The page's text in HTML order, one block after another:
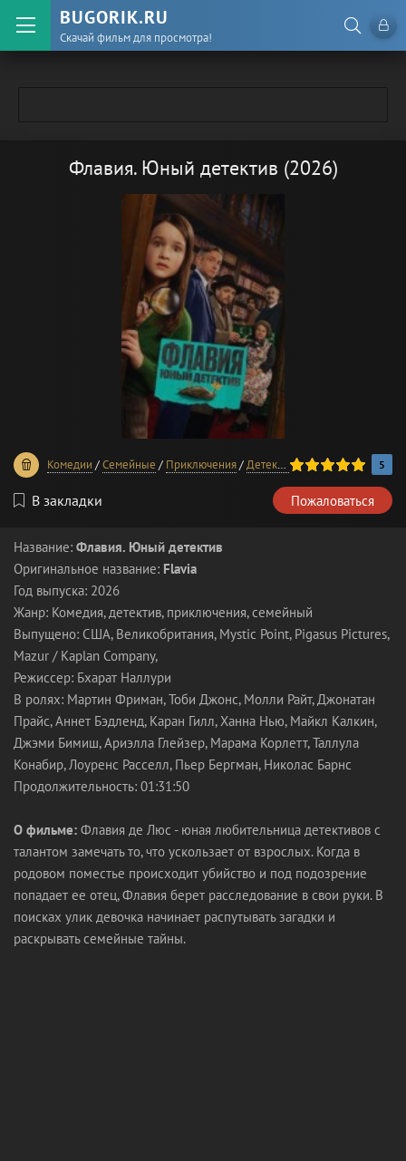
BUGORIK.RU
Скачай фильм для просмотра!
Флавия. Юный детектив (2026)
Комедии /Семейные / Приключения/Детективы /Фильмы 2026
100 1 2 3 4 5 5
В закладки Пожаловаться
Название: Флавия. Юный детектив
Оригинальное название: Flavia
Год выпуска: 2026
Жанр: Комедия, детектив, приключения, семейный
Выпущено: США, Великобритания, Mystic Point, Pigasus Pictures,
Mazur / Kaplan Company,
Режиссер: Бхарат Наллури
В ролях: Мартин Фриман, Тоби Джонс, Молли Райт, Джонатан
Прайс, Аннет Бэдленд, Каран Гилл, Ханна Нью, Майкл Калкин,
Джэми Бимиш, Ариэлла Глейзер, Марама Корлетт, Таллула
Конабир, Лоуренс Расселл, Пьер Бергман, Николас Барнс
Продолжительность: 01:31:50
О фильме: Флавия де Люс - юная любительница детективов с
талантом замечать то, что ускользает от взрослых. Когда в
родовом поместье происходит убийство и под подозрение
попадает ее отец, Флавия берет расследование в свои руки. В
поисках улик девочка начинает распутывать загадки и
раскрывать семейные тайны.